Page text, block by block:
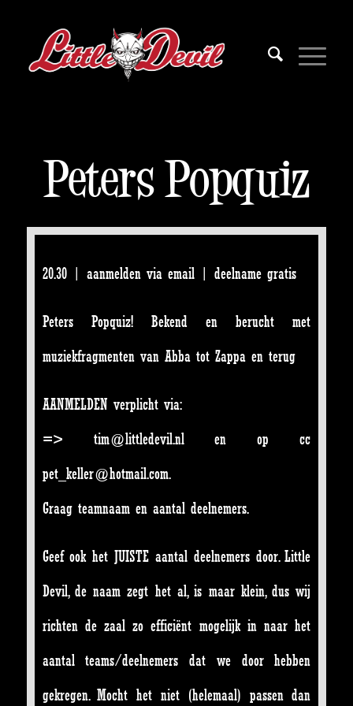
Peters Popquiz
20.30 | aanmelden via email | deelname gratis
Peters Popquiz! Bekend en berucht met
muziekfragmenten van Abba tot Zappa en terug
AANMELDEN verplicht via:
=> tim@littledevil.nl en op cc
pet_keller@hotmail.com.
Graag teamnaam en aantal deelnemers.
Geef ook het JUISTE aantal deelnemers door. Little
Devil, de naam zegt het al, is maar klein, dus wij
richten de zaal zo efficiënt mogelijk in naar het
aantal teams/deelnemers dat we door hebben
gekregen. Mocht het niet (helemaal) passen dan